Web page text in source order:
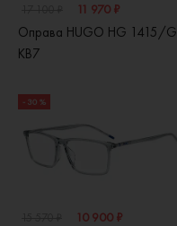
11 970 ₽
Оправа HUGO HG 1415/G
KB7
- 30 %
10 900 ₽